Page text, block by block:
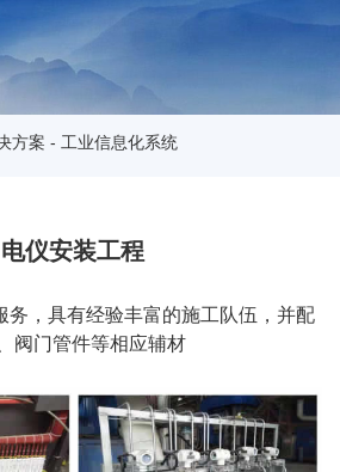
方案 - 工业信息化系统
电仪安装工程
，具有经验丰富的施工队伍，并配
阀门管件等相应辅材